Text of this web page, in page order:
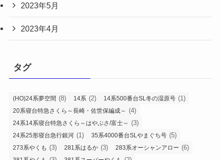
2023年5月
2023年4月
タグ
(HO)24系夢空間 (8) 14系 (2) 14系500番台SL冬の湿原号 (1)
20系寝台特急さくら～長崎・佐世保編成～ (4)
24系14系寝台特急さくら～はやぶさ/富士～ (3)
24系25形寝台急行銀河 (1) 35系4000番台SLやまぐち号 (5)
273系やくも (3) 281系はるか (3) 283系オーシャンアロー (6)